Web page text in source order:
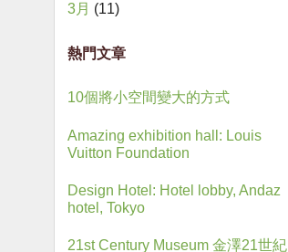
3月 (11)
熱門文章
10個將小空間變大的方式
Amazing exhibition hall: Louis
Vuitton Foundation
Design Hotel: Hotel lobby, Andaz
hotel, Tokyo
21st Century Museum 金澤21世紀